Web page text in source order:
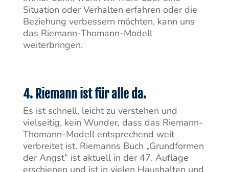
Situation oder Verhalten erfahren oder die
Beziehung verbessern möchten, kann uns
das Riemann-Thomann-Modell
weiterbringen.
4. Riemann ist für alle da.
Es ist schnell, leicht zu verstehen und
vielseitig, kein Wunder, dass das Riemann-
Thomann-Modell entsprechend weit
verbreitet ist. Riemanns Buch „Grundformen
der Angst“ ist aktuell in der 47. Auflage
erschienen und ist in vielen Haushalten und